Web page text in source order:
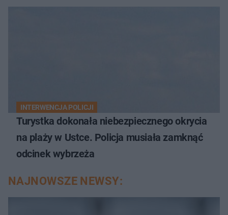
INTERWENCJA POLICJI
Turystka dokonała niebezpiecznego okrycia
na plaży w Ustce. Policja musiała zamknąć
odcinek wybrzeża
NAJNOWSZE NEWSY: